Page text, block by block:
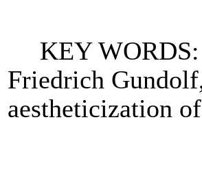
KEY
Friedrich
aestheticization